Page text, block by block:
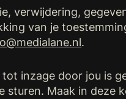
verwijdering,
van je
.
inzage door jou is
Maak in deze